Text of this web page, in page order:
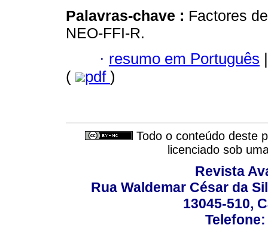
Palavras-chave : Factores
NEO-FFI-R.
· resumo em Português |
(
pdf )
Todo o conteúdo deste
licenciado sob
Revista
Rua Waldemar César da
13045-510,
Telefone: